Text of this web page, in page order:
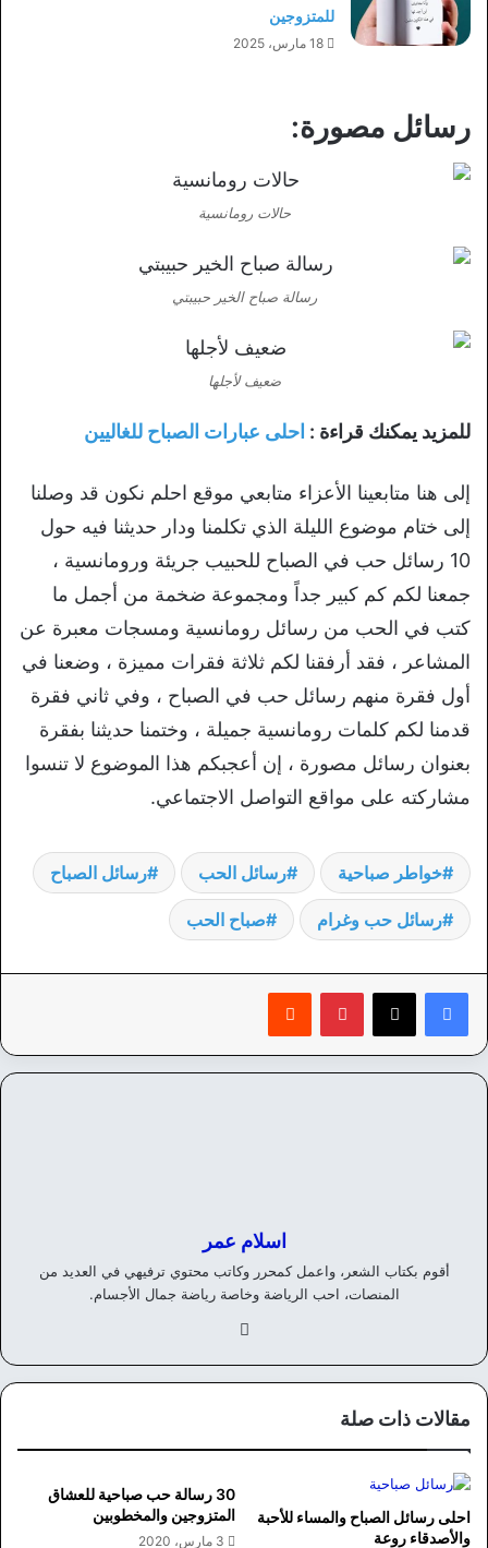
للمتزوجين
18 مارس، 2025
رسائل مصورة:
حالات رومانسية
رسالة صباح الخير حبيبتي
ضعيف لأجلها
للمزيد يمكنك قراءة : احلى عبارات الصباح للغاليين
إلى هنا متابعينا الأعزاء متابعي موقع احلم نكون قد وصلنا
إلى ختام موضوع الليلة الذي تكلمنا ودار حديثنا فيه حول
10 رسائل حب في الصباح للحبيب جريئة ورومانسية ،
جمعنا لكم كم كبير جداً ومجموعة ضخمة من أجمل ما
كتب في الحب من رسائل رومانسية ومسجات معبرة عن
المشاعر ، فقد أرفقنا لكم ثلاثة فقرات مميزة ، وضعنا في
أول فقرة منهم رسائل حب في الصباح ، وفي ثاني فقرة
قدمنا لكم كلمات رومانسية جميلة ، وختمنا حديثنا بفقرة
بعنوان رسائل مصورة ، إن أعجبكم هذا الموضوع لا تنسوا
مشاركته على مواقع التواصل الاجتماعي.
خواطر صباحية رسائل الحب رسائل الصباح
رسائل حب وغرام صباح الحب
بينتيريست
اسلام عمر
أقوم بكتاب الشعر، واعمل كمحرر وكاتب محتوي ترفيهي في العديد من
المنصات، احب الرياضة وخاصة رياضة جمال الأجسام.
وك
مقالات ذات صلة
احلى رسائل الصباح والمساء للأحبة
والأصدقاء روعة
30 رسالة حب صباحية للعشاق
المتزوجين والمخطوبين
3 مارس، 2020